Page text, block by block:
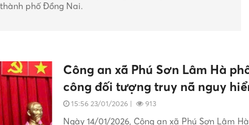
phố Đồng Nai.
Công an xã Phú Sơn Lâm Hà
công đối tượng truy nã nguy
15:56 23/01/2026 | 913
Ngày 14/01/2026, Công an xã Phú Sơn Lâm